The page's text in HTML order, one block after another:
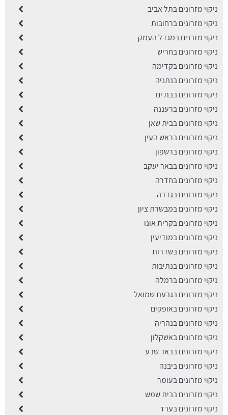
ניקוי מזרונים בתל אביב
ניקוי מזרונים ברחובות
ניקוי מזרנים במגדל העמק
ניקוי מזרונים בחריש
ניקוי מזרונים בקדימה
ניקוי מזרונים בנתניה
ניקוי מזרונים בבת ים
ניקוי מזרונים ברעננה
ניקוי מזרונים בבית שאן
ניקוי מזרונים בראש העין
ניקוי מזרונים ברשפון
ניקוי מזרונים בבאר יעקב
ניקוי מזרונים בחדרה
ניקוי מזרונים בגדרה
ניקוי מזרונים במבשרת ציון
ניקוי מזרונים בקרית אונו
ניקוי מזרונים במודיעין
ניקוי מזרונים בשדרות
ניקוי מזרונים בנתיבות
ניקוי מזרונים ברמלה
ניקוי מזרונים בגבעת שמואל
ניקוי מזרונים באופקים
ניקוי מזרונים בנהריה
ניקוי מזרונים באשקלון
ניקוי מזרונים בבאר שבע
ניקוי מזרונים ביבנה
ניקוי מזרונים בעומר
ניקוי מזרונים בבית שמש
ניקוי מזרונים בערד